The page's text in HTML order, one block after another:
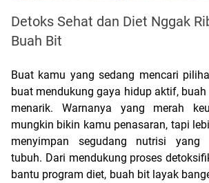
Detoks Sehat dan Diet Nggak
Buah Bit
Buat kamu yang sedang mencari
buat mendukung gaya hidup aktif,
menarik. Warnanya yang merah
mungkin bikin kamu penasaran, tapi
menyimpan segudang nutrisi yang
tubuh. Dari mendukung proses
bantu program diet, buah bit layak